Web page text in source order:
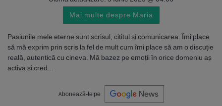
Mai multe despre Maria
Pasiunile mele eterne sunt scrisul, cititul și comunicarea. Îmi place
să mă exprim prin scris la fel de mult cum îmi place să am o discuție
reală, autentică cu cineva. Mă bazez pe emoții în orice domeniu aș
activa și cred...
Abonează-te pe